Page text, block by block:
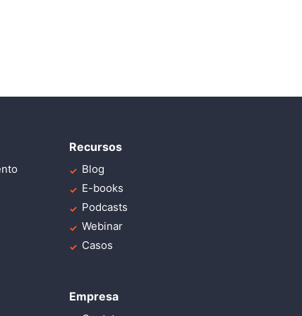
Recursos
Blog
E-books
Podcasts
Webinar
Casos
Empresa